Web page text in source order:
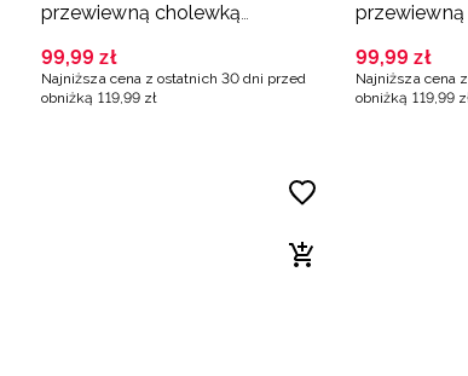
przewiewną cholewką
99,99 zł
Najniższa cena z ostatnich 30 dni przed
obniżką 119,99 zł
99,99 zł
Najniższa cena
obniżką 119,99